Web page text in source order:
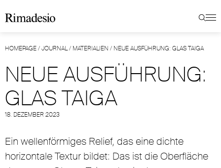
HOMEPAGE/JOURNAL/ MATERIALIEN / NEUE AUSFÜHRUNG: GLAS TAIGA
NEUE AUSFÜHRUNG:
GLAS TAIGA
18. DEZEMBER 2023
Ein wellenförmiges Relief, das eine dichte
horizontale Textur bildet: Das ist die Oberfläche